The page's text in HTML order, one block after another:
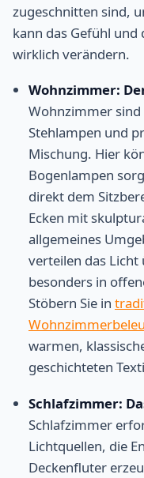
zugeschnitten sind,
kann das Gefühl und
wirklich verändern.
Wohnzimmer:
Wohnzimmer
Stehlampen und
Mischung. Hier
Bogenlampen
direkt dem
Ecken mit
allgemeines
verteilen das
besonders in
Stöbern Sie in
warmen,
geschichteten
Schlafzimmer:
Schlafzimmer
Lichtquellen, die
Deckenfluter